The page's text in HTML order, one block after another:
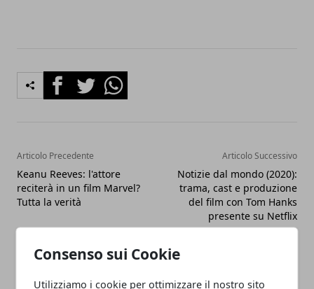
Consenso sui Cookie
Utilizziamo i cookie per ottimizzare il nostro sito
FacebookTwitterWhatsapp
Articolo Precedente
Keanu Reeves: l'attore
reciterà in un film Marvel?
Tutta la verità
Articolo Successivo
Notizie dal mondo (2020):
trama, cast e produzione
del film con Tom Hanks
presente su Netflix